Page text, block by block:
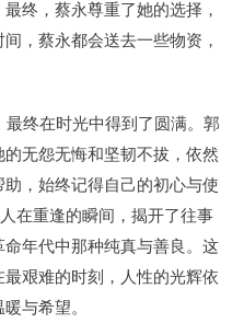
终，蔡永尊重了她的选择，
，蔡永都会送去一些物资，
终在时光中得到了圆满。郭
无怨无悔和坚韧不拔，依然
，始终记得自己的初心与使
在重逢的瞬间，揭开了往事
年代中那种纯真与善良。这
艰难的时刻，人性的光辉依
与希望。